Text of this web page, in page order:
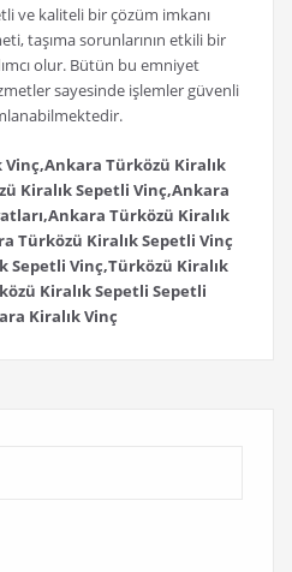
ve kaliteli bir çözüm imkanı
taşıma sorunlarının etkili bir
olur. Bütün bu emniyet
sayesinde işlemler güvenli
Türközü Kiralık
Kiralık Sepetli Vinç,Ankara
Türközü Kiralık
Türközü Kiralık Sepetli Vinç
Sepetli Vinç,Türközü Kiralık
Kiralık Sepetli Sepetli
Kiralık Vinç